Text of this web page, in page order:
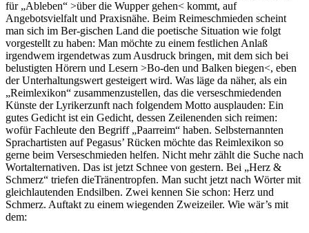
für „Ableben“ >über die Wupper gehen< kommt, auf
Angebotsvielfalt und Praxisnähe. Beim Reimeschmieden scheint
man sich im Ber-gischen Land die poetische Situation wie folgt
vorgestellt zu haben: Man möchte zu einem festlichen Anlaß
irgendwem irgendetwas zum Ausdruck bringen, mit dem sich bei
belustigten Hörern und Lesern >Bo-den und Balken biegen<, eben
der Unterhaltungswert gesteigert wird. Was läge da näher, als ein
„Reimlexikon“ zusammenzustellen, das die verseschmiedenden
Künste der Lyrikerzunft nach folgendem Motto ausplauden: Ein
gutes Gedicht ist ein Gedicht, dessen Zeilenenden sich reimen:
wofür Fachleute den Begriff „Paarreim“ haben. Selbsternannten
Sprachartisten auf Pegasus’ Rücken möchte das Reimlexikon so
gerne beim Verseschmieden helfen. Nicht mehr zählt die Suche nach
Wortalternativen. Das ist jetzt Schnee von gestern. Bei „Herz &
Schmerz“ triefen dieTränentropfen. Man sucht jetzt nach Wörter mit
gleichlautenden Endsilben. Zwei kennen Sie schon: Herz und
Schmerz. Auftakt zu einem wiegenden Zweizeiler. Wie wär’s mit
dem: